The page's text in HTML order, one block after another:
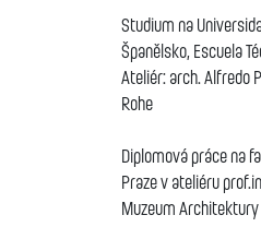
Studium na
Španělsko, Escuela
Ateliér: arch. Alfredo
Rohe
Diplomová práce na
Praze v ateliéru
Muzeum Architektury